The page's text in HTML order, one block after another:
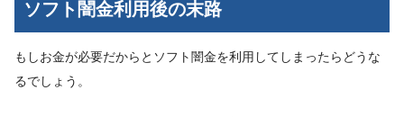
ソフト闇金利用後の末路
もしお金が必要だからとソフト闇金を利用してしまったらどうな
るでしょう。